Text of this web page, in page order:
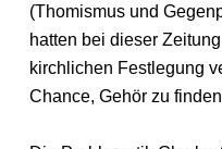
(Thomismus und
hatten bei dieser
kirchlichen Festlegung
Chance, Gehör zu